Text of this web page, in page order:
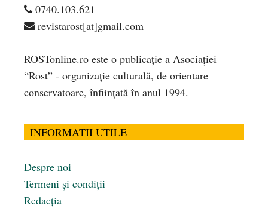
0740.103.621
revistarost[at]gmail.com
ROSTonline.ro este o publicaţie a Asociaţiei
“Rost” - organizaţie culturală, de orientare
conservatoare, înfiinţată în anul 1994.
INFORMATII UTILE
Despre noi
Termeni și condiții
Redacția